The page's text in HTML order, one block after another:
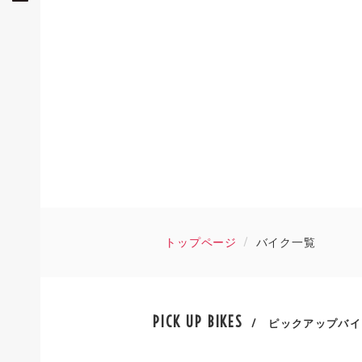
トップページ バイク一覧
PICK UP BIKES / ピックアップバ